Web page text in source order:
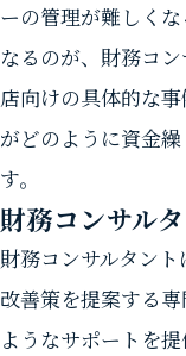
ーの管理が難しく
なるのが、財務コ
店向けの具体的な
がどのように資金
す。
財務コンサル
財務コンサルタント
改善策を提案する
ようなサポートを提